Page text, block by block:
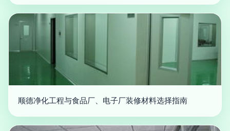
顺德净化工程与食品厂、电子厂装修材料选择指南